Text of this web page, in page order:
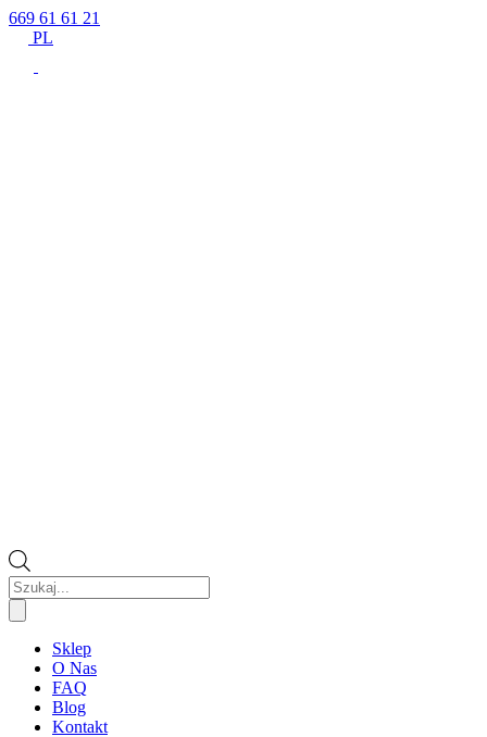
669 61 61 21
PL
Wyszukiwarka
produktów
Sklep
O Nas
FAQ
Blog
Kontakt